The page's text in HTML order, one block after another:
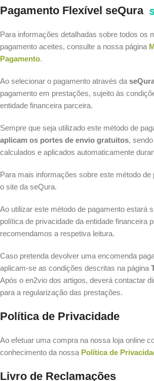
Pagamento Flexível seQura
Para informações detalhadas sobre todos os
pagamento aceites, consulte a nossa página
Pagamento.
Ao selecionar o pagamento através da
pagamento em prestações, sujeito às
entidade financeira parceira.
Sempre que seja utilizado este método de
aplicam os portes de envio gratuitos,
calculados e aplicados automaticamente
Para mais informações sobre este método de
o site da seQura.
Ao utilizar este método de pagamento estará
política de privacidade da entidade financeira
recomendamos a respetiva leitura.
Caso pretenda devolver uma encomenda
aplicam-se as condições descritas na página
Após o en2vio dos artigos, deverá contactar
para a regularização das prestações.
Política de Privacidade
Ao efetuar uma compra na nossa loja online
conhecimento da nossa Política de
Livro de Reclamações